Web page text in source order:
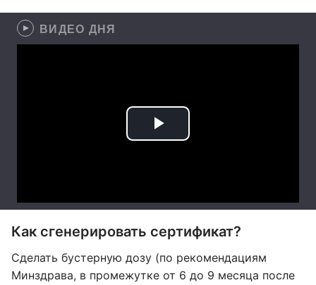
ВИДЕО ДНЯ
Как сгенерировать сертификат?
Сделать бустерную дозу (по рекомендациям
Минздрава, в промежутке от 6 до 9 месяца после